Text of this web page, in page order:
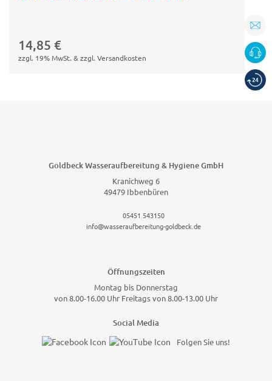
14,85 €
zzgl. 19% MwSt. & zzgl. Versandkosten
Goldbeck Wasseraufbereitung & Hygiene GmbH
Kranichweg 6
49479 Ibbenbüren
05451 543150
info@wasseraufbereitung-goldbeck.de
Öffnungszeiten
Montag bis Donnerstag
von 8.00-16.00 Uhr Freitags von 8.00-13.00 Uhr
Social Media
Folgen Sie uns!